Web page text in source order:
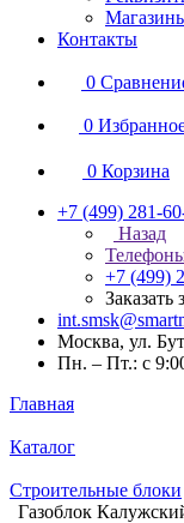
Контакты
0
0
0 Корзина
+7 (499) 281-
Назад
+7 (499)
Заказать
Москва, ул.
Пн. – Пт.: с
Главная
Каталог
Строительные блоки
Газоблок